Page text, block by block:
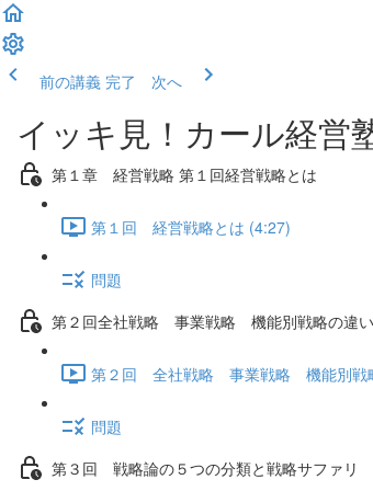
前の講義 完了 次へ
イッキ見！カール経営
第１章 経営戦略 第１回経営戦略とは
第１回 経営戦略とは (4:27)
問題
第２回全社戦略 事業戦略 機能別戦略の違い
第２回 全社戦略 事業戦略 機能別戦
問題
第３回 戦略論の５つの分類と戦略サファリ